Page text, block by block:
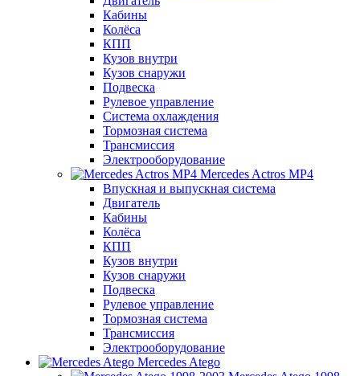
Кабины
Колёса
КПП
Кузов внутри
Кузов снаружи
Подвеска
Рулевое управление
Система охлаждения
Тормозная система
Трансмиссия
Электрооборудование
Mercedes Actros MP4
Впускная и выпускная система
Двигатель
Кабины
Колёса
КПП
Кузов внутри
Кузов снаружи
Подвеска
Рулевое управление
Тормозная система
Трансмиссия
Электрооборудование
Mercedes Atego